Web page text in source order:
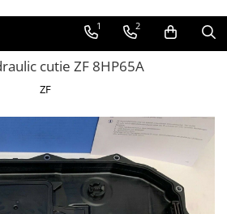
1 2
cutie ZF 8HP65A
ZF